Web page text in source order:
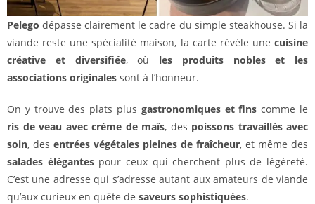
Pelego dépasse clairement le cadre du simple steakhouse. Si la
viande reste une spécialité maison, la carte révèle une cuisine
créative et diversifiée, où les produits nobles et les
associations originales sont à l’honneur.
On y trouve des plats plus gastronomiques et fins comme le
ris de veau avec crème de maïs, des poissons travaillés avec
soin, des entrées végétales pleines de fraîcheur, et même des
salades élégantespour ceux qui cherchent plus de légèreté.
C’est une adresse qui s’adresse autant aux amateurs de viande
qu’aux curieux en quête de saveurs sophistiquées.